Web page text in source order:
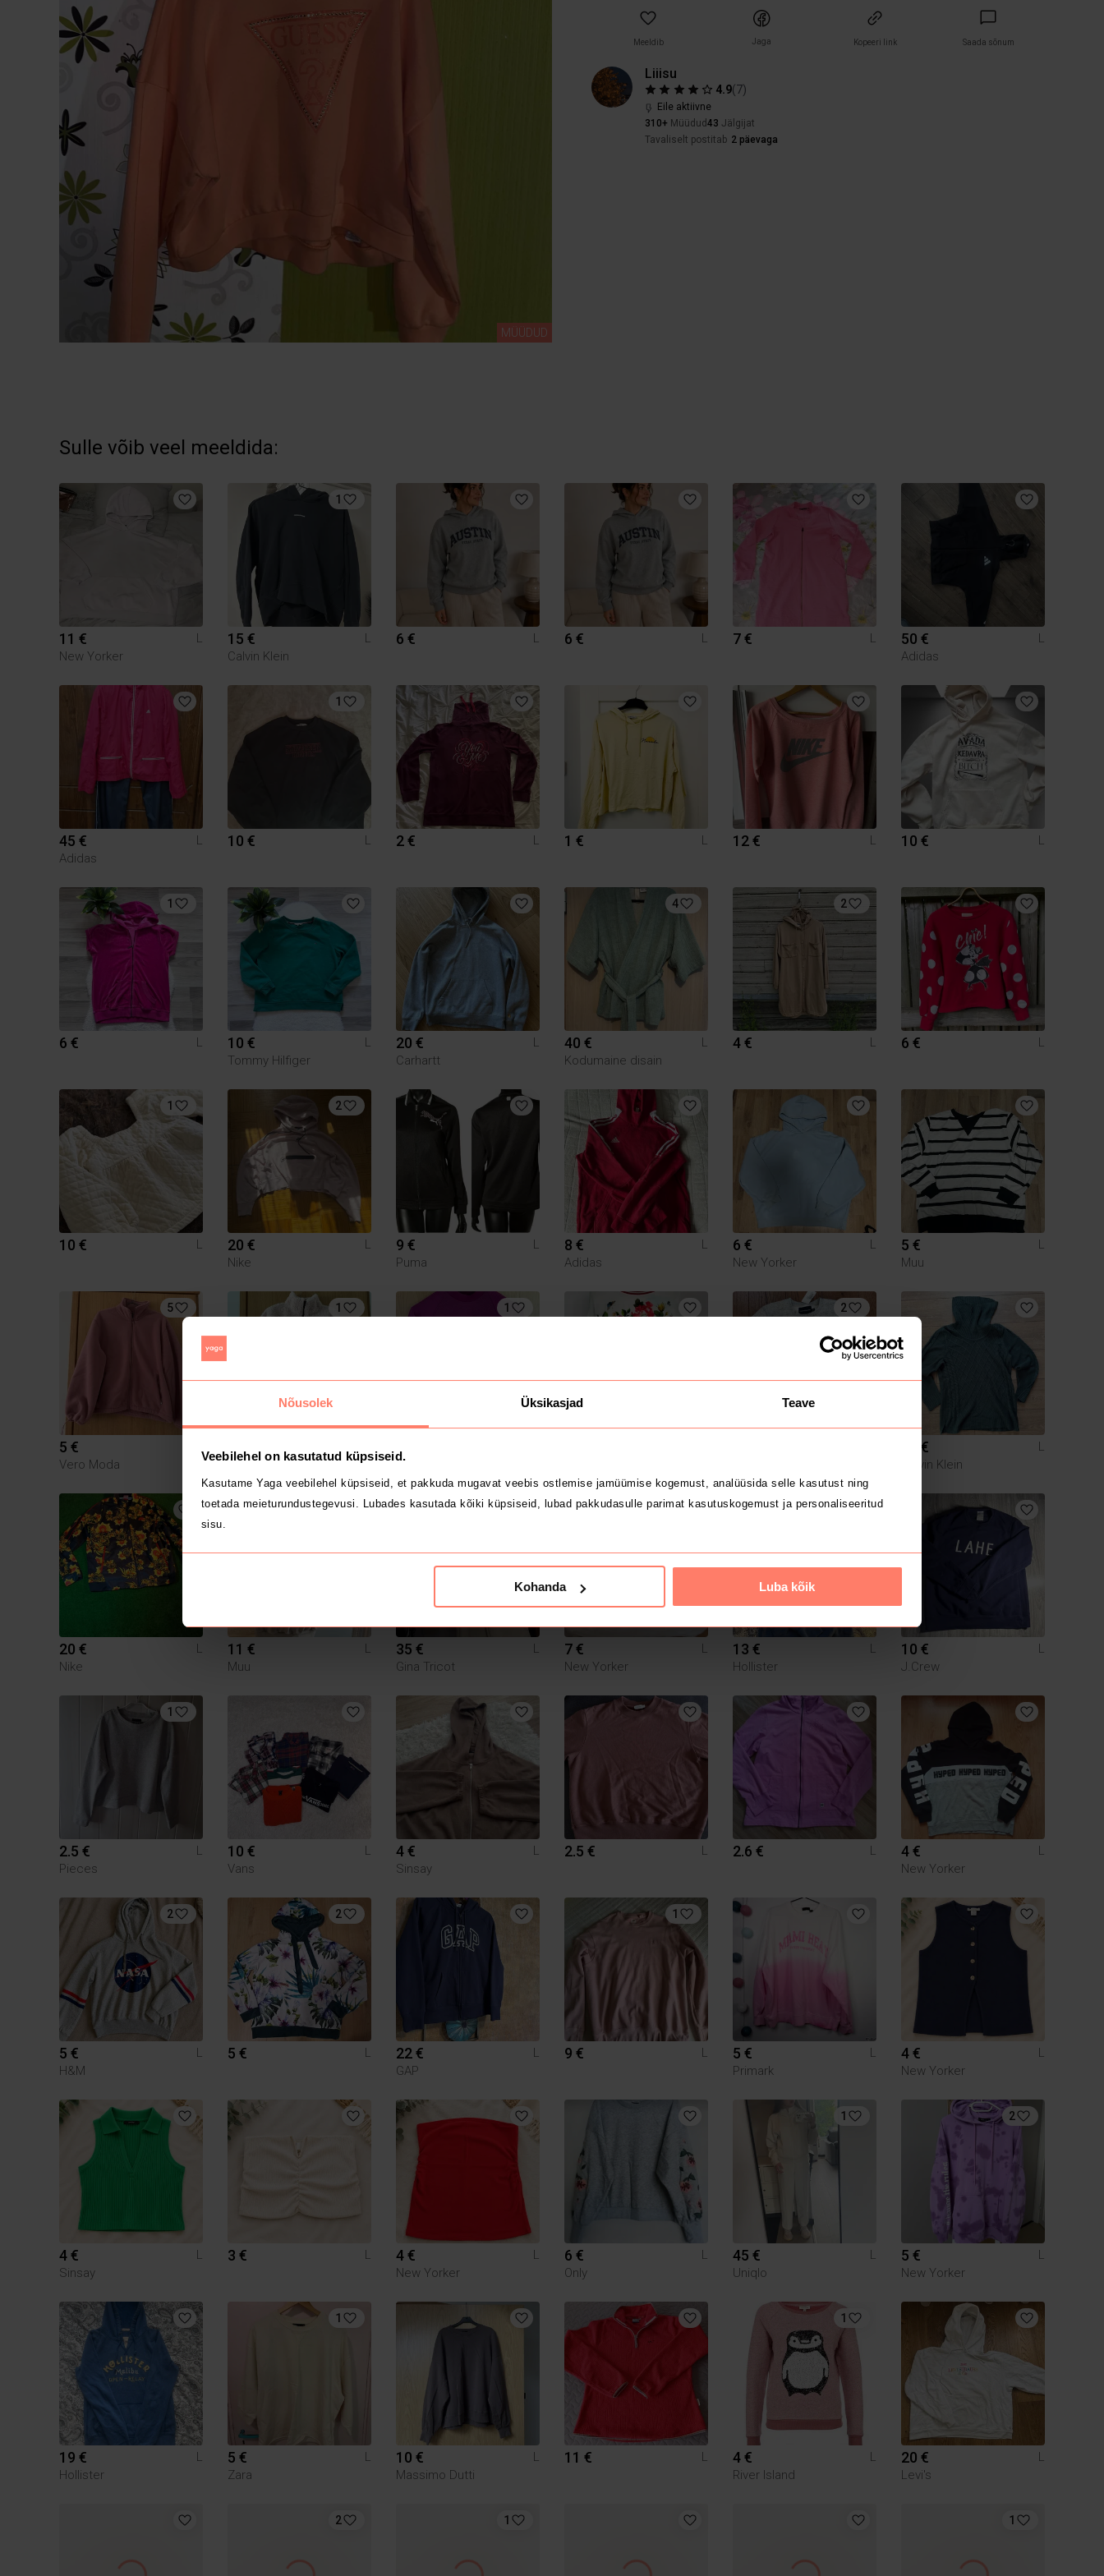
Nõusolek Üksikasjad Teave
Veebilehel on kasutatud küpsiseid.
Kasutame Yaga veebilehel küpsiseid, et pakkuda mugavat veebis ostlemise jamüümise kogemust, analüüsida selle kasutust ning
toetada meieturundustegevusi. Lubades kasutada kõiki küpsiseid, lubad pakkudasulle parimat kasutuskogemust ja personaliseeritud
sisu.
Kohanda Luba kõik
MÜÜDUD
Meeldib Jaga Kopeeri link Saada sõnum
Liiisu
4.9(7)
Eile aktiivne
310+ Müüdud 43 Jälgijat
Tavaliselt postitab 2 päevaga
Sulle võib veel meeldida:
11 €
L
New Yorker
1
15 €
L
Calvin Klein
6 € L 6 € L 7 € L 50 €
L
Adidas
45 €
L
Adidas
1
10 € L 2 € L 1 € L 12 € L 10 € L
1
6 € L 10 €
L
Tommy Hilfiger
20 €
L
Carhartt
4
40 €
L
Kodumaine disain
2
4 € L 6 € L
1
10 € L
2
20 €
L
Nike
9 €
L
Puma
8 €
L
Adidas
6 €
L
New Yorker
5 €
L
Muu
5
5 €
Vero Moda
1
Sinsay
1
Adidas
2
40 €
L
Calvin Klein
20 €
L
Nike
11 €
L
Muu
3
35 €
L
Gina Tricot
7 €
L
New Yorker
2
13 €
L
Hollister
10 €
L
J.Crew
1
2.5 €
L
Pieces
10 €
L
Vans
4 €
L
Sinsay
2.5 € L 2.6 € L 4 €
L
New Yorker
2
5 €
L
H&M
2
5 € L 22 €
L
GAP
1
9 € L 5 €
L
Primark
4 €
L
New Yorker
4 €
L
Sinsay
3 € L 4 €
L
New Yorker
6 €
L
Only
1
45 €
L
Uniqlo
2
5 €
L
New Yorker
19 €
L
Hollister
1
5 €
L
Zara
10 €
L
Massimo Dutti
11 € L
1
4 €
L
River Island
20 €
L
Levi's
2 1 1